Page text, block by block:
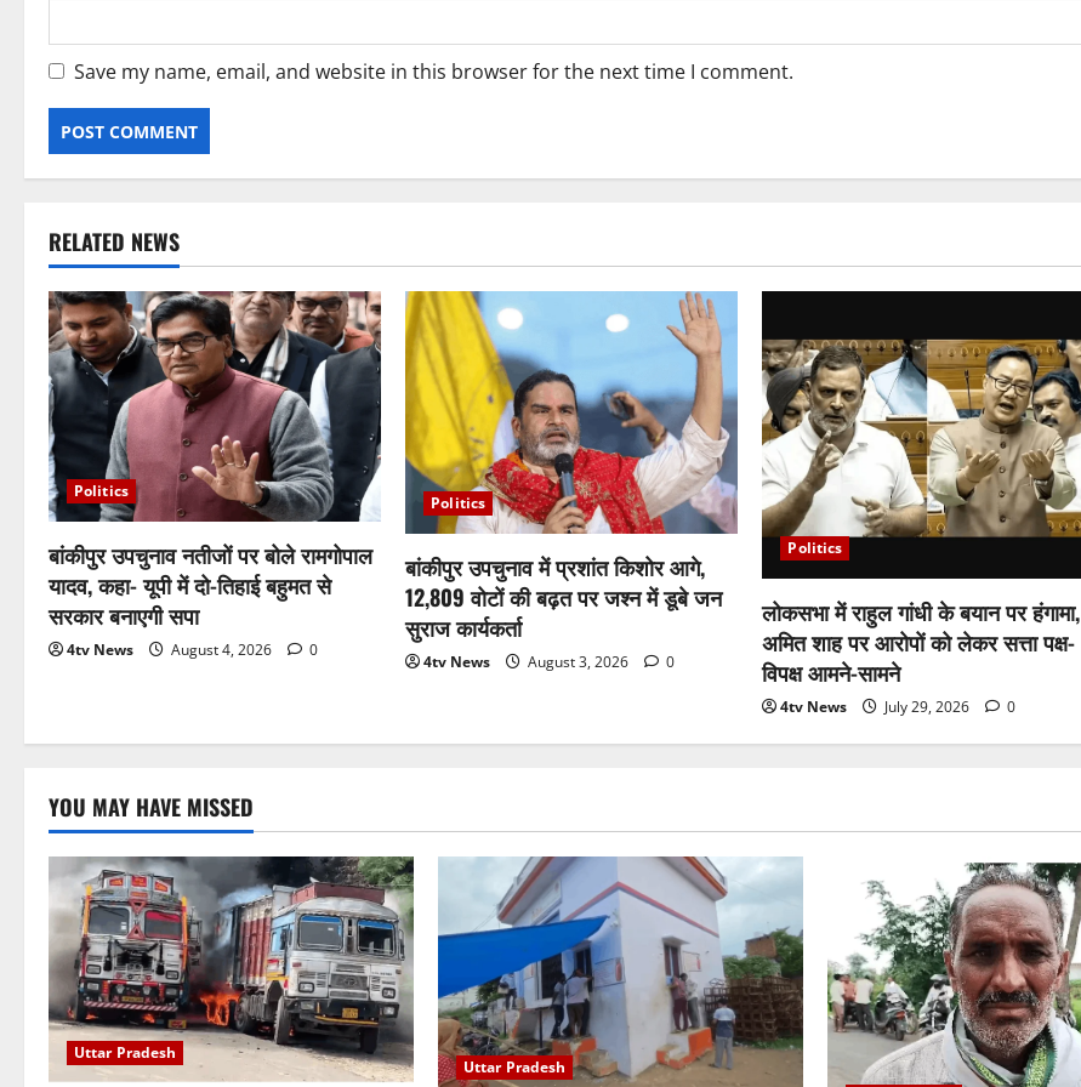
Save my name, email, and website in this browser for the next time I comment.
RELATED NEWS
Politics
बांकीपुर उपचुनाव नतीजों पर बोले रामगोपाल
यादव, कहा- यूपी में दो-तिहाई बहुमत से
सरकार बनाएगी सपा
4tv News August 4, 2026 0
Politics
बांकीपुर उपचुनाव में प्रशांत किशोर आगे,
12,809 वोटों की बढ़त पर जश्न में डूबे जन
सुराज कार्यकर्ता
4tv News August 3, 2026 0
Politics
लोकसभा में राहुल गांधी के बयान पर हंगामा,
अमित शाह पर आरोपों को लेकर सत्ता पक्ष-
विपक्ष आमने-सामने
4tv News July 29, 2026 0
YOU MAY HAVE MISSED
Uttar Pradesh
Uttar Pradesh